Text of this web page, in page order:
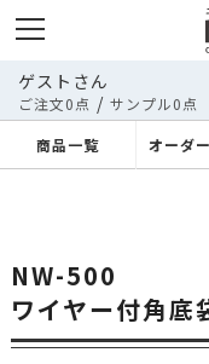
ゲストさん
ご注文0点 / サンプル0点
商品一覧
オーダ
NW-500
ワイヤー付角